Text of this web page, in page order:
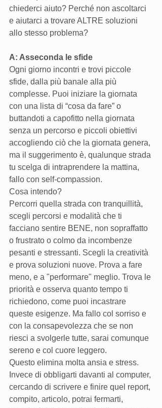
chiederci aiuto? Perché non ascoltarci
e aiutarci a trovare ALTRE soluzioni
allo stesso problema?
A: Asseconda le sfide
Ogni giorno incontri e trovi piccole
sfide, dalla più banale alla più
complesse. Puoi iniziare la giornata
con una lista di “cosa da fare” o
buttandoti a capofitto nella giornata
senza un percorso e piccoli obiettivi
accogliendo ciò che la giornata genera,
ma il suggerimento è, qualunque strada
tu scelga di intraprendere la mattina,
fallo con self-compassion.
Cosa intendo?
Percorri quella strada con tranquillità,
scegli percorsi e modalità che ti
facciano sentire BENE, non sopraffatto
o frustrato o colmo da incombenze
pesanti e stressanti. Scegli la creatività
e prova soluzioni nuove. Prova a fare
meno, e a "performare" meglio. Trova le
priorità e osserva quanto tempo ti
richiedono, come puoi incastrare
queste esigenze. Ma fallo col sorriso e
con la consapevolezza che se non
riesci a svolgerle tutte, sarai comunque
sereno e col cuore leggero.
Questo elimina molta ansia e stress.
Invece di obbligarti davanti al computer,
cercando di scrivere e finire quel report,
compito, articolo, potrai fermarti,